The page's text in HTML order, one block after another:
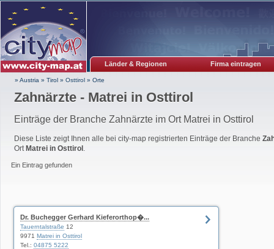
Länder & Regionen Firma eintragen
» Austria » Tirol » Osttirol » Orte
Zahnärzte - Matrei in Osttirol
Einträge der Branche Zahnärzte im Ort Matrei in Osttirol
Diese Liste zeigt Ihnen alle bei city-map registrierten Einträge der Branche
Ort Matrei in Osttirol .
Ein Eintrag gefunden
Dr. Buchegger Gerhard Kieferorthop�...
Tauerntalstraße 12
9971 Matrei in Osttirol
Tel.: 04875 5222